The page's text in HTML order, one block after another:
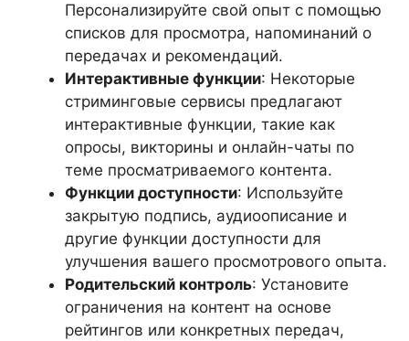
Персонализируйте свой опыт с помощью
списков для просмотра, напоминаний о
передачах и рекомендаций.
Интерактивные функции: Некоторые
стриминговые сервисы предлагают
интерактивные функции, такие как
опросы, викторины и онлайн-чаты по
теме просматриваемого контента.
Функции доступности: Используйте
закрытую подпись, аудиоописание и
другие функции доступности для
улучшения вашего просмотрового опыта.
Родительский контроль: Установите
ограничения на контент на основе
рейтингов или конкретных передач,